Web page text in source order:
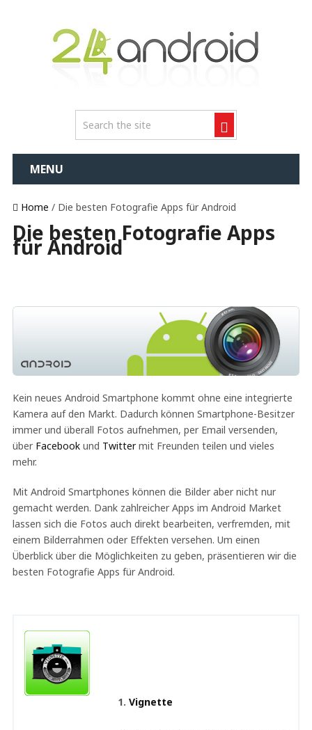
MENU
Home / Die besten Fotografie Apps für Android
Die besten Fotografie Apps
für Android
Kein neues Android Smartphone kommt ohne eine integrierte
Kamera auf den Markt. Dadurch können Smartphone-Besitzer
immer und überall Fotos aufnehmen, per Email versenden,
über Facebookund Twittermit Freunden teilen und vieles
mehr.
Mit Android Smartphones können die Bilder aber nicht nur
gemacht werden. Dank zahlreicher Apps im Android Market
lassen sich die Fotos auch direkt bearbeiten, verfremden, mit
einem Bilderrahmen oder Effekten versehen. Um einen
Überblick über die Möglichkeiten zu geben, präsentieren wir die
besten Fotografie Apps für Android.
1. Vignette